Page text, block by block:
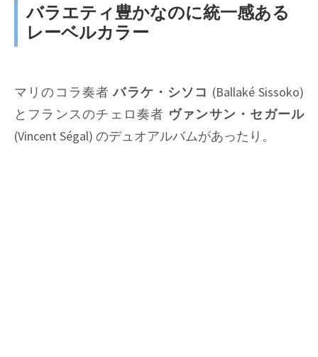
バラエティ豊かなのに統一感ある
レーベルカラー
マリのコラ奏者バラケ・シソコ (Ballaké Sissoko)
とフランスのチェロ奏者 ヴァンサン・セガール
(Vincent Ségal) のデュオアルバムがあったり。